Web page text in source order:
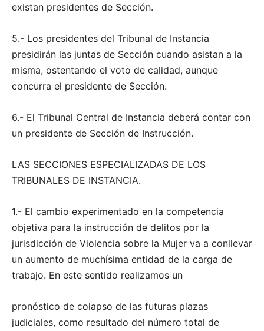
existan presidentes de Sección.
5.- Los presidentes del Tribunal de Instancia
presidirán las juntas de Sección cuando asistan a la
misma, ostentando el voto de calidad, aunque
concurra el presidente de Sección.
6.- El Tribunal Central de Instancia deberá contar con
un presidente de Sección de Instrucción.
LAS SECCIONES ESPECIALIZADAS DE LOS
TRIBUNALES DE INSTANCIA.
1.- El cambio experimentado en la competencia
objetiva para la instrucción de delitos por la
jurisdicción de Violencia sobre la Mujer va a conllevar
un aumento de muchísima entidad de la carga de
trabajo. En este sentido realizamos un
pronóstico de colapso de las futuras plazas
judiciales, como resultado del número total de